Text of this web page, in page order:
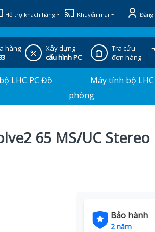
Hỗ trợ khách hàng Khuyến mãi Đăng
hàng
Xây dựng
cấu hình PC
Tra cứu
đơn hàng
LHC PC Đồ
Máy tính bộ LHC
phòng
65 MS/UC Stereo
Bảo hành
2 năm